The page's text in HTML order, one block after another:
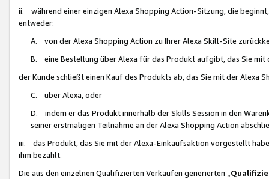
ii. während einer einzigen Alexa Shopping Action-Sitzung, die
entweder:
A. von der Alexa Shopping Action zu Ihrer Alexa Skill-Site
B. eine Bestellung über Alexa für das Produkt aufgibt, das Sie mit
der Kunde schließt einen Kauf des Produkts ab, das Sie mit der Alexa
C. über Alexa, oder
D. indem er das Produkt innerhalb der Skills Session in den
seiner erstmaligen Teilnahme an der Alexa Shopping Action
iii. das Produkt, das Sie mit der Alexa-Einkaufsaktion vorgestellt
ihm bezahlt.
Die aus den einzelnen Qualifizierten Verkäufen generierten „